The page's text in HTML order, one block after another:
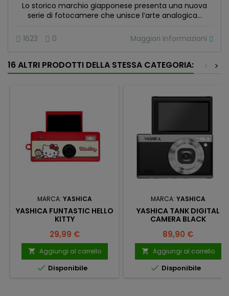
Lo storico marchio giapponese presenta una nuova
serie di fotocamere che unisce l’arte analogica...
1623 0 Maggiori informazioni
16 ALTRI PRODOTTI DELLA STESSA CATEGORIA: >
<
MARCA: YASHICA
YASHICA FUNTASTIC HELLO
KITTY
Prezzo
29,99 €
 Aggiungi al carrello
 Disponibile
MARCA: YASHICA
YASHICA TANK DIGITAL
CAMERA BLACK
Prezzo
89,90 €
 Aggiungi al carrello
 Disponibile